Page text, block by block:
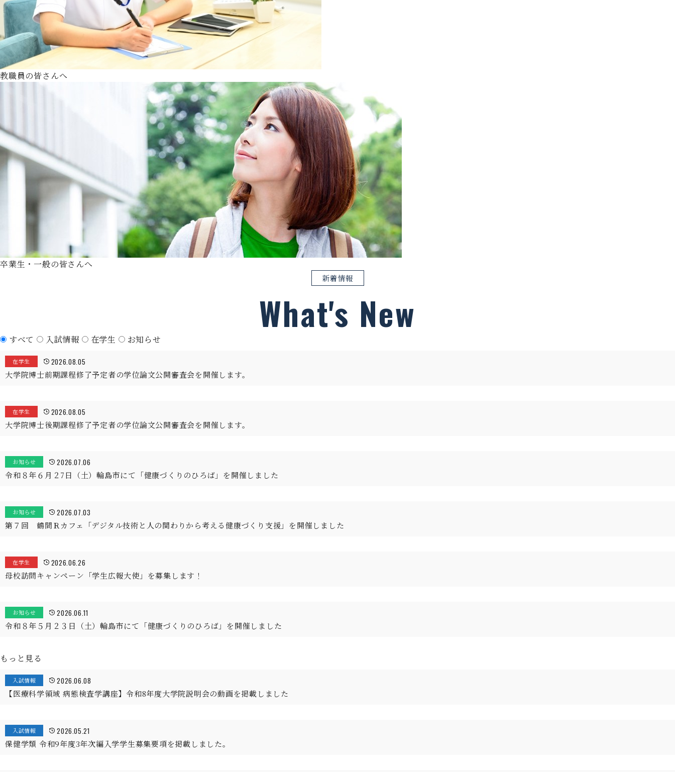
教職員の皆さんへ
卒業生・一般の皆さんへ
新着情報
What's New
すべて 入試情報 在学生 お知らせ
在学生 2026.08.05
大学院博士前期課程修了予定者の学位論文公開審査会を開催します。
在学生 2026.08.05
大学院博士後期課程修了予定者の学位論文公開審査会を開催します。
お知らせ 2026.07.06
令和８年６月２7日（土）輪島市にて「健康づくりのひろば」を開催しました
お知らせ 2026.07.03
第７回 鶴間Ｒカフェ「デジタル技術と人の関わりから考える健康づくり支援」を開催しました
在学生 2026.06.26
母校訪問キャンペーン「学生広報大使」を募集します！
お知らせ 2026.06.11
令和８年５月２３日（土）輪島市にて「健康づくりのひろば」を開催しました
もっと見る
入試情報 2026.06.08
【医療科学領域 病態検査学講座】令和8年度大学院説明会の動画を掲載しました
入試情報 2026.05.21
保健学類 令和9年度3年次編入学学生募集要項を掲載しました。